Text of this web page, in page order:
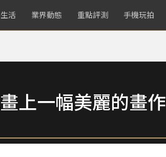
活 業界動態 重點評測 手機玩拍
上一幅美麗的畫作